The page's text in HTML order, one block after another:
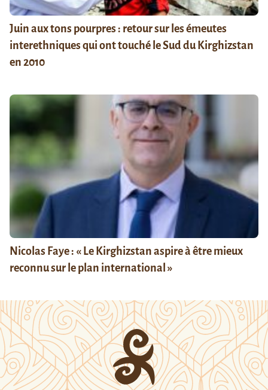
Juin aux tons pourpres : retour sur les émeutes
interethniques qui ont touché le Sud du Kirghizstan
en 2010
Nicolas Faye : « Le Kirghizstan aspire à être mieux
reconnu sur le plan international »